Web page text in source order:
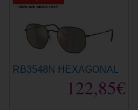
RB3548N HEXAGONAL
122,85€